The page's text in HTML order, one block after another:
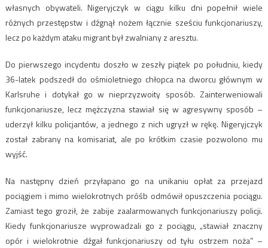
własnych obywateli. Nigeryjczyk w ciągu kilku dni popełnił wiele
różnych przestępstw i dźgnął nożem łącznie sześciu funkcjonariuszy,
lecz po każdym ataku migrant był zwalniany z aresztu.
Do pierwszego incydentu doszło w zeszły piątek po południu, kiedy
36-latek podszedł do ośmioletniego chłopca na dworcu głównym w
Karlsruhe i dotykał go w nieprzyzwoity sposób. Zainterweniowali
funkcjonariusze, lecz mężczyzna stawiał się w agresywny sposób –
uderzył kilku policjantów, a jednego z nich ugryzł w rękę. Nigeryjczyk
został zabrany na komisariat, ale po krótkim czasie pozwolono mu
wyjść.
Na następny dzień przyłapano go na unikaniu opłat za przejazd
pociągiem i mimo wielokrotnych próśb odmówił opuszczenia pociągu.
Zamiast tego groził, że zabije zaalarmowanych funkcjonariuszy policji.
Kiedy funkcjonariusze wyprowadzali go z pociągu, „stawiał znaczny
opór i wielokrotnie dźgał funkcjonariuszy od tyłu ostrzem noża” –